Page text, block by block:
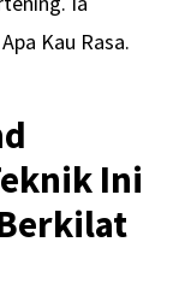
Kau Rasa.
Ini